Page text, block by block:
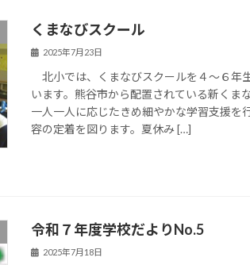
くまなびスクール
2025年7月23日
北小では、くまなびスクールを４～６年
います。熊谷市から配置されている新くま
一人一人に応じたきめ細やかな学習支援を
容の定着を図ります。夏休み […]
令和７年度学校だよりNo.5
2025年7月18日